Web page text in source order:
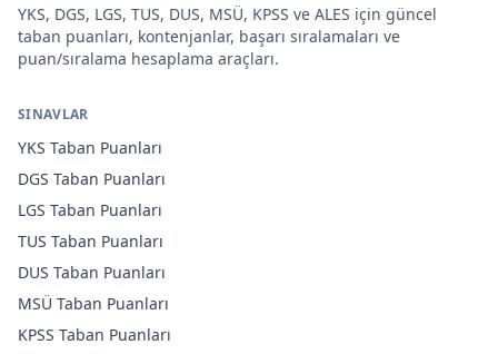
YKS, DGS, LGS, TUS, DUS, MSÜ, KPSS ve ALES için güncel
taban puanları, kontenjanlar, başarı sıralamaları ve
puan/sıralama hesaplama araçları.
SINAVLAR
YKS Taban Puanları
DGS Taban Puanları
LGS Taban Puanları
TUS Taban Puanları
DUS Taban Puanları
MSÜ Taban Puanları
KPSS Taban Puanları